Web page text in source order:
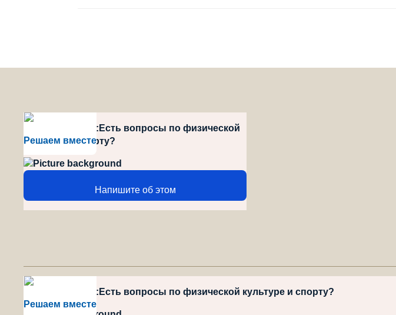
Решаем вместе
style="position":Есть вопросы по физической
культуре и спорту?
Напишите об этом
Решаем вместе
style="position":Есть вопросы по физической культуре и спорту?